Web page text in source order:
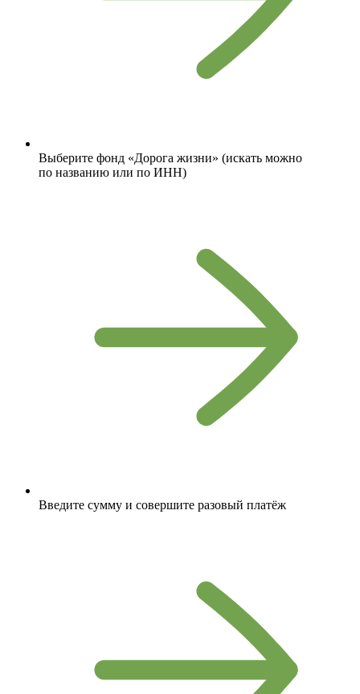
Выберите фонд «Дорога жизни» (искать можно
по названию или по ИНН)
Введите сумму и совершите разовый платёж